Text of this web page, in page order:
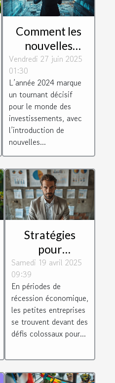
Comment les
nouvelles
régulations
affectent vos
investissements
en 2024 ?
Vendredi 27 juin 2025
01:30
L’année 2024 marque
un tournant décisif
pour le monde des
investissements, avec
l’introduction de
nouvelles...
Stratégies
pour
maximiser les
bénéfices des
petites
entreprises en
période de
récession
Samedi 19 avril 2025
09:39
En périodes de
récession économique,
les petites entreprises
se trouvent devant des
défis colossaux pour...